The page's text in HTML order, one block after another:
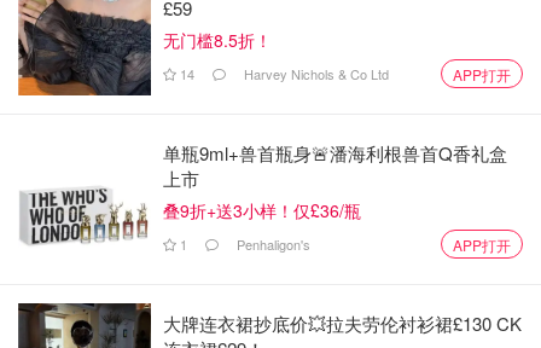
£59
无门槛8.5折！
14 Harvey Nichols & Co Ltd APP打开
单瓶9ml+兽首瓶身🚨潘海利根兽首Q香礼盒
上市
叠9折+送3小样！仅£36/瓶
1 Penhaligon's APP打开
大牌连衣裙抄底价💥拉夫劳伦衬衫裙£130 CK